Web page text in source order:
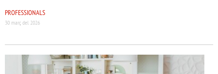
PROFESSIONALS
30 març del 2026